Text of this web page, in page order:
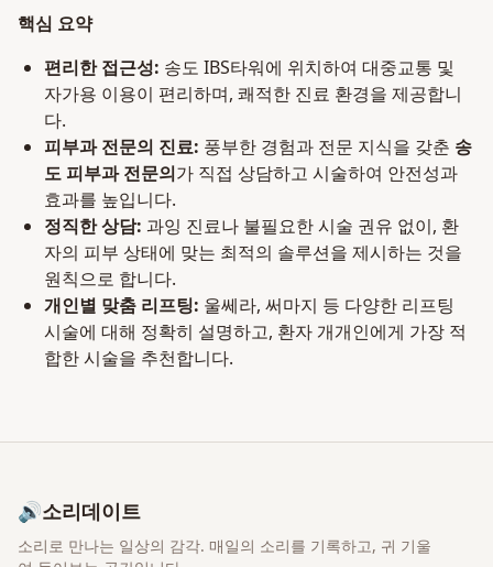
핵심 요약
편리한 접근성: 송도 IBS타워에 위치하여 대중교통 및
자가용 이용이 편리하며, 쾌적한 진료 환경을 제공합니
다.
피부과 전문의 진료: 풍부한 경험과 전문 지식을 갖춘 송
도 피부과 전문의가 직접 상담하고 시술하여 안전성과
효과를 높입니다.
정직한 상담: 과잉 진료나 불필요한 시술 권유 없이, 환
자의 피부 상태에 맞는 최적의 솔루션을 제시하는 것을
원칙으로 합니다.
개인별 맞춤 리프팅: 울쎄라, 써마지 등 다양한 리프팅
시술에 대해 정확히 설명하고, 환자 개개인에게 가장 적
합한 시술을 추천합니다.
🔊소리데이트
소리로 만나는 일상의 감각. 매일의 소리를 기록하고, 귀 기울